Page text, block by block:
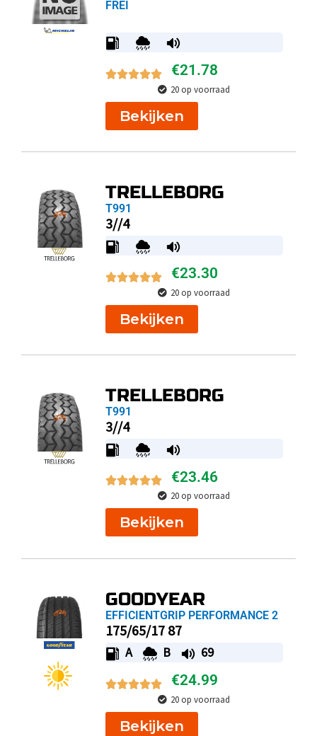
FREI
€21.78
20 op voorraad
Bekijken
TRELLEBORG
T991
3//4
€23.30
20 op voorraad
Bekijken
TRELLEBORG
T991
3//4
€23.46
20 op voorraad
Bekijken
GOODYEAR
EFFICIENTGRIP PERFORMANCE 2
175/65/17 87
A B 69
€24.99
20 op voorraad
Bekijken